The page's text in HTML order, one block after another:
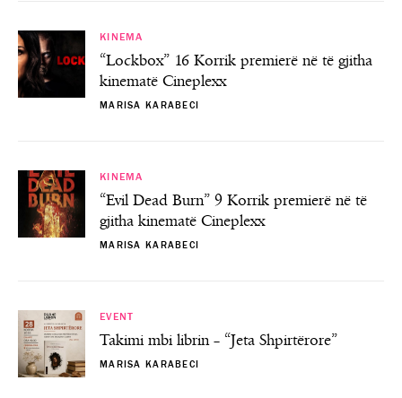
KINEMA
“Lockbox” 16 Korrik premierë në të gjitha
kinematë Cineplexx
MARISA KARABECI
KINEMA
“Evil Dead Burn” 9 Korrik premierë në të
gjitha kinematë Cineplexx
MARISA KARABECI
EVENT
Takimi mbi librin – “Jeta Shpirtërore”
MARISA KARABECI